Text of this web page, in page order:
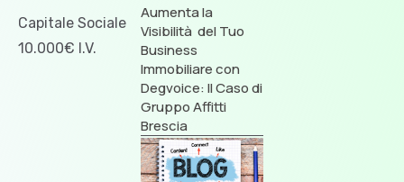
Capitale Sociale
10.000€ I.V.
Aumenta la
Visibilità del Tuo
Business
Immobiliare con
Degvoice: Il Caso di
Gruppo Affitti
Brescia